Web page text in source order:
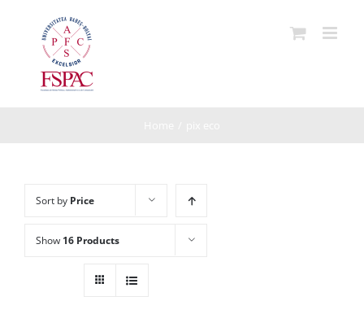
Sort by Price
Show 16 Products